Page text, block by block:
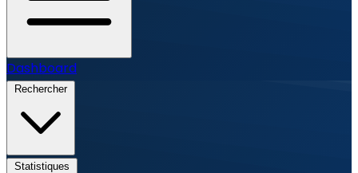
Dashboard
Rechercher
Statistiques